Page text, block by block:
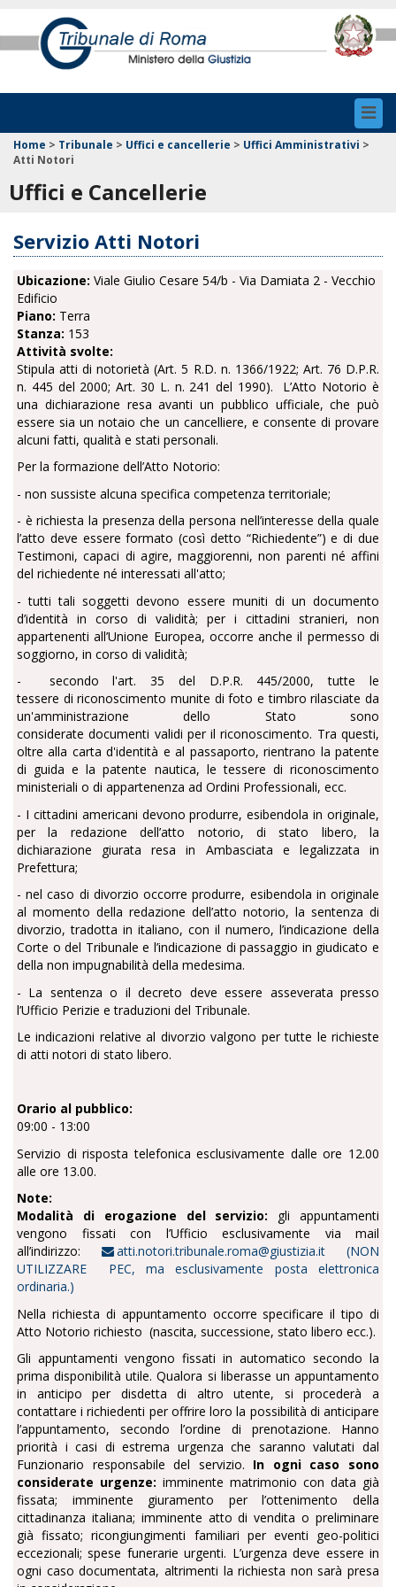
Home > Tribunale > Uffici e cancellerie > Uffici Amministrativi >
Atti Notori
Uffici e Cancellerie
Servizio Atti Notori
Ubicazione: Viale Giulio Cesare 54/b - Via Damiata 2 - Vecchio
Edificio
Piano: Terra
Stanza: 153
Attività svolte:
Stipula atti di notorietà (Art. 5 R.D. n. 1366/1922; Art. 76 D.P.R.
n. 445 del 2000; Art. 30 L. n. 241 del 1990).
L’Atto Notorio è
una dichiarazione resa avanti un pubblico ufficiale, che può
essere sia un notaio che un cancelliere, e consente di provare
alcuni fatti, qualità e stati personali.
Per la formazione dell’Atto Notorio:
- non sussiste alcuna specifica competenza territoriale;
- è richiesta la presenza della persona nell’interesse della quale
l’atto deve essere formato (così detto “Richiedente”) e di due
Testimoni, capaci di agire, maggiorenni, non parenti né affini
del richiedente né interessati all'atto;
- tutti tali soggetti devono essere muniti di un documento
d’identità in corso di validità; per i cittadini stranieri, non
appartenenti all’Unione Europea, occorre anche il permesso di
soggiorno, in corso di validità;
- secondo l'art. 35 del D.P.R. 445/2000, tutte le
tessere di riconoscimento munite di foto e timbro rilasciate da
un'amministrazione dello Stato sono
considerate documenti validi per il riconoscimento. Tra questi,
oltre alla carta d'identità e al passaporto, rientrano la patente
di guida e la patente nautica, le tessere di riconoscimento
ministeriali o di appartenenza ad Ordini Professionali, ecc.
- I cittadini americani devono produrre, esibendola in originale,
per la redazione dell’atto notorio, di stato libero, la
dichiarazione giurata resa in Ambasciata e legalizzata in
Prefettura;
- nel caso di divorzio occorre produrre, esibendola in originale
al momento della redazione dell’atto notorio, la sentenza di
divorzio, tradotta in italiano, con il numero, l’indicazione della
Corte o del Tribunale e l’indicazione di passaggio in giudicato e
della non impugnabilità della medesima.
- La sentenza o il decreto deve essere asseverata presso
l’Ufficio Perizie e traduzioni del Tribunale.
Le indicazioni relative al divorzio valgono per tutte le richieste
di atti notori di stato libero.
Orario al pubblico:
09:00 - 13:00
Servizio di risposta telefonica esclusivamente dalle ore 12.00
alle ore 13.00.
Note:
Modalità di erogazione del servizio: gli appuntamenti
vengono fissati con l’Ufficio esclusivamente via mail
all’indirizzo:
atti.notori.tribunale.roma@giustizia.it (NON
UTILIZZARE PEC, ma esclusivamente posta elettronica
ordinaria.)
Nella richiesta di appuntamento occorre specificare il tipo di
Atto Notorio richiesto (nascita, successione, stato libero ecc.).
Gli appuntamenti vengono fissati in automatico secondo la
prima disponibilità utile. Qualora si liberasse un appuntamento
in anticipo per disdetta di altro utente, si procederà a
contattare i richiedenti per offrire loro la possibilità di anticipare
l’appuntamento, secondo l’ordine di prenotazione. Hanno
priorità i casi di estrema urgenza che saranno valutati dal
Funzionario responsabile del servizio. In ogni caso sono
considerate urgenze: imminente matrimonio con data già
fissata; imminente giuramento per l’ottenimento della
cittadinanza italiana; imminente atto di vendita o preliminare
già fissato; ricongiungimenti familiari per eventi geo-politici
eccezionali; spese funerarie urgenti. L’urgenza deve essere in
ogni caso documentata, altrimenti la richiesta non sarà presa